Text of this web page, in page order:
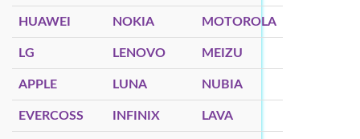
HUAWEI NOKIA MOTOROLA
LG LENOVO MEIZU
APPLE LUNA NUBIA
EVERCOSS INFINIX LAVA